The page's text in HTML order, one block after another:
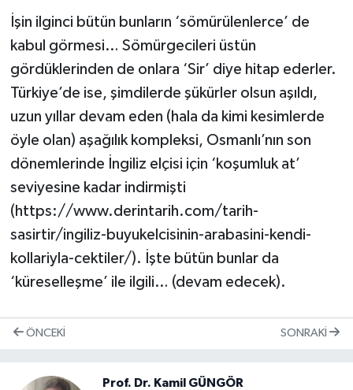
İşin ilginci bütün bunların ‘sömürülenlerce’ de
kabul görmesi… Sömürgecileri üstün
gördüklerinden de onlara ‘Sir’ diye hitap ederler.
Türkiye’de ise, şimdilerde şükürler olsun aşıldı,
uzun yıllar devam eden (hala da kimi kesimlerde
öyle olan) aşağılık kompleksi, Osmanlı’nın son
dönemlerinde İngiliz elçisi için ‘koşumluk at’
seviyesine kadar indirmişti
(https://www.derintarih.com/tarih-
sasirtir/ingiliz-buyukelcisinin-arabasini-kendi-
kollariyla-cektiler/). İşte bütün bunlar da
‘küreselleşme’ ile ilgili… (devam edecek).
ÖNCEKI SONRAKI
Prof. Dr. Kamil GÜNGÖR